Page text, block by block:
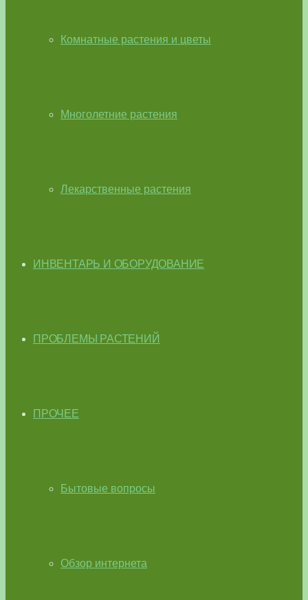
Комнатные растения и цветы
Многолетние растения
Лекарственные растения
ИНВЕНТАРЬ И ОБОРУДОВАНИЕ
ПРОБЛЕМЫ РАСТЕНИЙ
ПРОЧЕЕ
Бытовые вопросы
Обзор интернета